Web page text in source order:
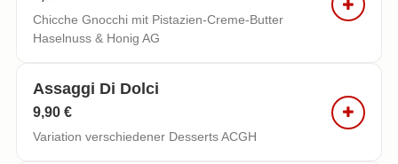
Chicche Gnocchi mit Pistazien-Creme-Butter
Haselnuss & Honig AG
Assaggi Di Dolci
9,90 €
Variation verschiedener Desserts ACGH